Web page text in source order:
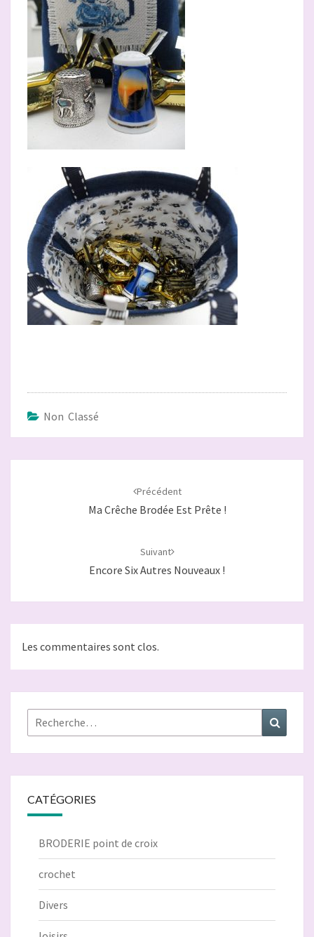
Non Classé
Précédent
Ma Crêche Brodée Est Prête !
Suivant
Encore Six Autres Nouveaux !
Les commentaires sont clos.
Rechercher :
CATÉGORIES
BRODERIE point de croix
crochet
Divers